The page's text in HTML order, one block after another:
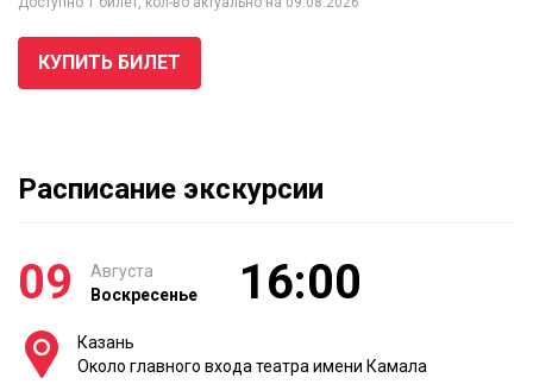
КУПИТЬ БИЛЕТ
Расписание экскурсии
09
Августа
Воскресенье
16:00
Казань
Около главного входа театра имени Камала